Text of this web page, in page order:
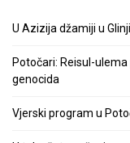
U Azizija džamiji u
Potočari: Reisul-
genocida
Vjerski program u